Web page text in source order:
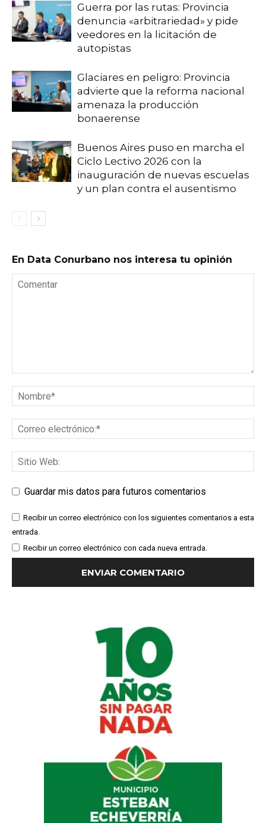
Guerra por las rutas: Provincia
denuncia «arbitrariedad» y pide
veedores en la licitación de
autopistas
Glaciares en peligro: Provincia
advierte que la reforma nacional
amenaza la producción
bonaerense
Buenos Aires puso en marcha el
Ciclo Lectivo 2026 con la
inauguración de nuevas escuelas
y un plan contra el ausentismo
En Data Conurbano nos interesa tu opinión
Guardar mis datos para futuros comentarios
Recibir un correo electrónico con los siguientes comentarios a esta
entrada.
Recibir un correo electrónico con cada nueva entrada.